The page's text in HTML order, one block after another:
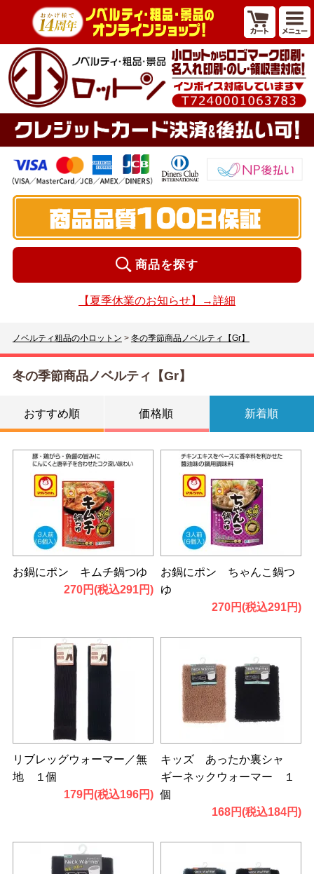
商品を探す
【夏季休業のお知らせ】→詳細
ノベルティ粗品の小ロットン > 冬の季節商品ノベルティ【Gr】
冬の季節商品ノベルティ【Gr】
おすすめ順 価格順 新着順
お鍋にポン キムチ鍋つゆ
270円(税込291円)
お鍋にポン ちゃんこ鍋つ
ゆ
270円(税込291円)
リブレッグウォーマー／無
地 １個
179円(税込196円)
キッズ あったか裏シャ
ギーネックウォーマー １
個
168円(税込184円)